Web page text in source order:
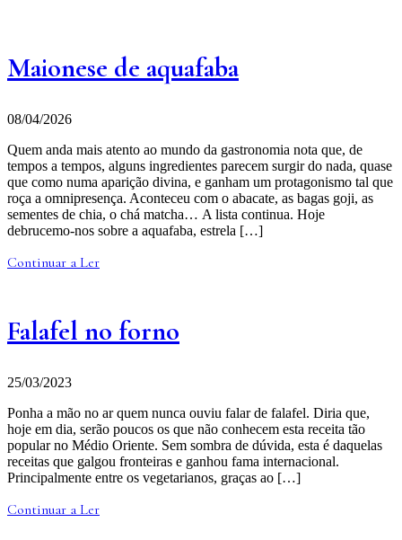
Maionese de aquafaba
08/04/2026
Quem anda mais atento ao mundo da gastronomia nota que, de
tempos a tempos, alguns ingredientes parecem surgir do nada, quase
que como numa aparição divina, e ganham um protagonismo tal que
roça a omnipresença. Aconteceu com o abacate, as bagas goji, as
sementes de chia, o chá matcha… A lista continua. Hoje
debrucemo-nos sobre a aquafaba, estrela […]
Continuar a Ler
Falafel no forno
25/03/2023
Ponha a mão no ar quem nunca ouviu falar de falafel. Diria que,
hoje em dia, serão poucos os que não conhecem esta receita tão
popular no Médio Oriente. Sem sombra de dúvida, esta é daquelas
receitas que galgou fronteiras e ganhou fama internacional.
Principalmente entre os vegetarianos, graças ao […]
Continuar a Ler